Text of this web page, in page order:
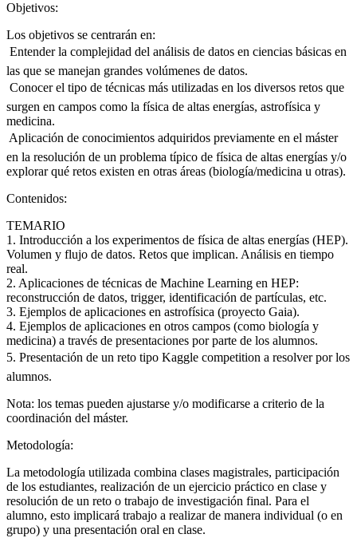
Objetivos:
Los objetivos se centrarán en:
 Entender la complejidad del análisis de datos en ciencias básicas en
las que se manejan grandes volúmenes de datos.
 Conocer el tipo de técnicas más utilizadas en los diversos retos que
surgen en campos como la física de altas energías, astrofísica y
medicina.
 Aplicación de conocimientos adquiridos previamente en el máster
en la resolución de un problema típico de física de altas energías y/o
explorar qué retos existen en otras áreas (biología/medicina u otras).
Contenidos:
TEMARIO
1. Introducción a los experimentos de física de altas energías (HEP).
Volumen y flujo de datos. Retos que implican. Análisis en tiempo
real.
2. Aplicaciones de técnicas de Machine Learning en HEP:
reconstrucción de datos, trigger, identificación de partículas, etc.
3. Ejemplos de aplicaciones en astrofísica (proyecto Gaia).
4. Ejemplos de aplicaciones en otros campos (como biología y
medicina) a través de presentaciones por parte de los alumnos.
5. Presentación de un reto tipo Kaggle competition a resolver por los
alumnos.
Nota: los temas pueden ajustarse y/o modificarse a criterio de la
coordinación del máster.
Metodología:
La metodología utilizada combina clases magistrales, participación
de los estudiantes, realización de un ejercicio práctico en clase y
resolución de un reto o trabajo de investigación final. Para el
alumno, esto implicará trabajo a realizar de manera individual (o en
grupo) y una presentación oral en clase.